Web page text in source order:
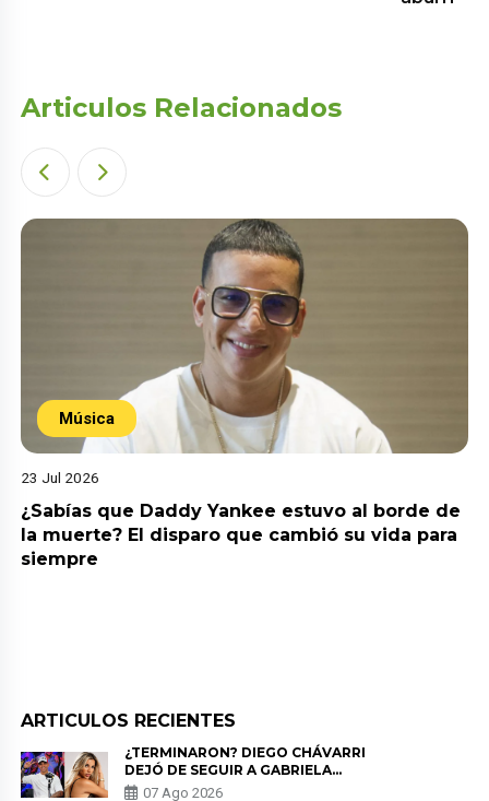
Articulos Relacionados
Música
23 Jul 2026
¿Sabías que Daddy Yankee estuvo al borde de
la muerte? El disparo que cambió su vida para
siempre
ARTICULOS RECIENTES
¿TERMINARON? DIEGO CHÁVARRI
DEJÓ DE SEGUIR A GABRIELA
HERRERA Y ANUNCIA SU SALIDA
07 Ago 2026